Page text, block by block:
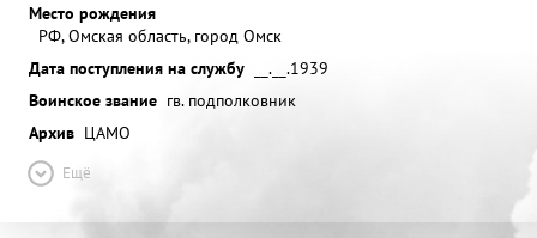
Место рождения
РФ, Омская область, город Омск
Дата поступления на службу
__.__.1939
Воинское звание гв. подполковник
Архив ЦАМО
Ещё